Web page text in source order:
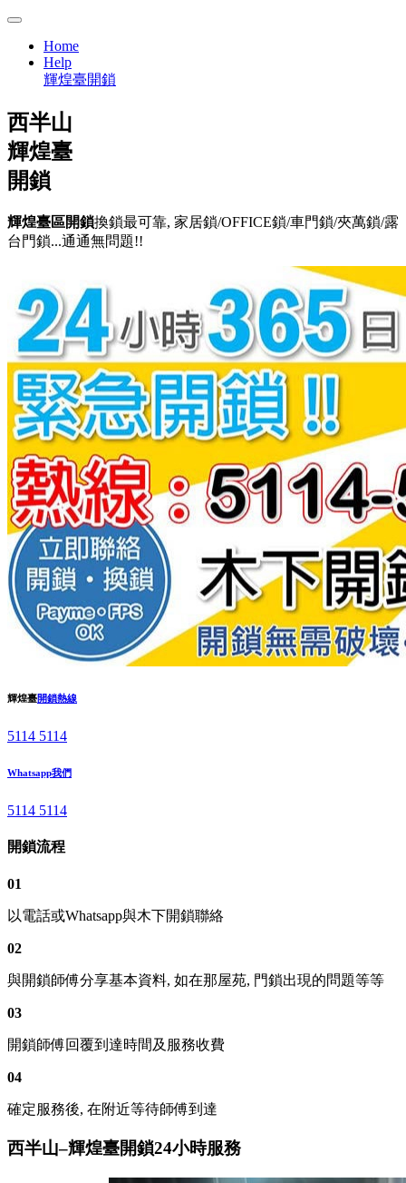
Home
Help
輝煌臺開鎖
西半山
輝煌臺
開鎖
輝煌臺區開鎖換鎖最可靠, 家居鎖/OFFICE鎖/車門鎖/夾萬鎖/露
台門鎖...通通無問題!!
輝煌臺開鎖熱線
5114 5114
Whatsapp我們
5114 5114
開鎖流程
01
以電話或Whatsapp與木下開鎖聯絡
02
與開鎖師傅分享基本資料, 如在那屋苑, 門鎖出現的問題等等
03
開鎖師傅回覆到達時間及服務收費
04
確定服務後, 在附近等待師傅到達
西半山–輝煌臺開鎖24小時服務